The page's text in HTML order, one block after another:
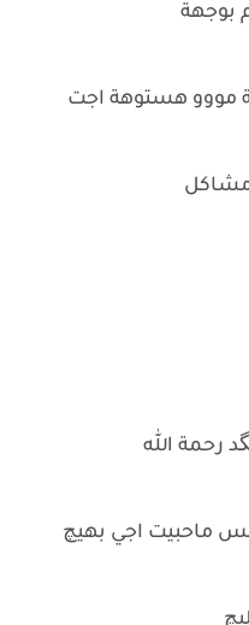
بوجهة
مووو هستوهة اجت
مشاكل
رحمة الله
ماحبيت اجي بهيچ